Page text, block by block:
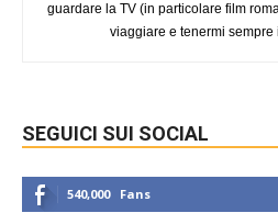
guardare la TV (in particolare film
viaggiare e tenermi sempre
SEGUICI SUI SOCIAL
540,000 Fans